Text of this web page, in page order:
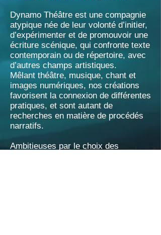
Dynamo Théâtre est une compagnie
atypique née de leur volonté d’initier,
d’expérimenter et de promouvoir une
écriture scénique, qui confronte texte
contemporain ou de répertoire, avec
d’autres champs artistiques.
Mêlant théâtre, musique, chant et
images numériques, nos créations
favorisent la connexion de différentes
pratiques, et sont autant de
recherches en matière de procédés
narratifs.
Ambitieuses par le choix des